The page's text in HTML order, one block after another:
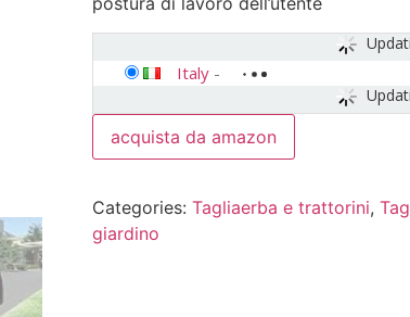
Italy-
acquista da amazon
Categories: Tagliaerba e trattorini,
giardino